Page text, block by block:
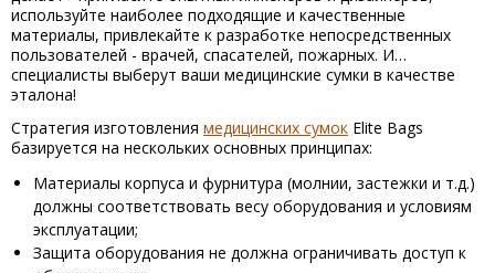
используйте наиболее подходящие и качественные
материалы, привлекайте к разработке непосредственных
пользователей - врачей, спасателей, пожарных. И…
специалисты выберут ваши медицинские сумки в качестве
эталона!
Стратегия изготовления медицинских сумок Elite Bags
базируется на нескольких основных принципах:
Материалы корпуса и фурнитура (молнии, застежки и т.д.)
должны соответствовать весу оборудования и условиям
эксплуатации;
Защита оборудования не должна ограничивать доступ к